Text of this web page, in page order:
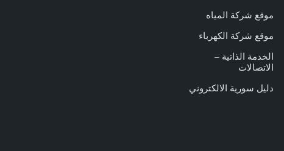
موقع شركة المياه
موقع شركة الكهرباء
الخدمة الذاتية –
الاتصالات
دليل سورية الالكتروني